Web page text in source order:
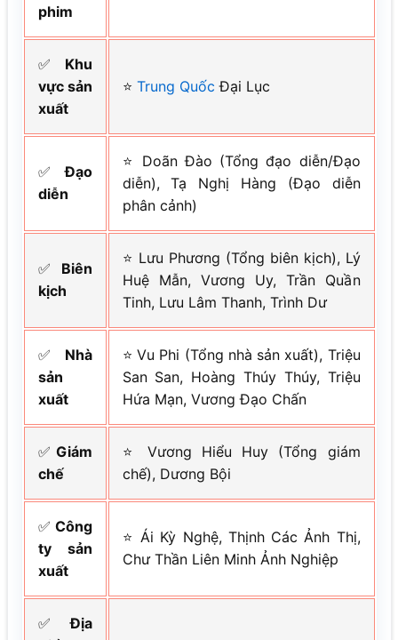
phim
✅ Khu
vực sản
xuất
⭐ Trung Quốc Đại Lục
✅Đạo
diễn
⭐ Doãn Đào (Tổng đạo diễn/Đạo
diễn), Tạ Nghị Hàng (Đạo diễn
phân cảnh)
✅ Biên
kịch
⭐ Lưu Phương (Tổng biên kịch), Lý
Huệ Mẫn, Vương Uy, Trần Quần
Tinh, Lưu Lâm Thanh, Trình Dư
✅ Nhà
sản
xuất
⭐ Vu Phi (Tổng nhà sản xuất), Triệu
San San, Hoàng Thúy Thúy, Triệu
Hứa Mạn, Vương Đạo Chấn
✅ Giám
chế
⭐ Vương Hiểu Huy (Tổng giám
chế), Dương Bội
✅ Công
ty sản
xuất
⭐ Ái Kỳ Nghệ, Thịnh Các Ảnh Thị,
Chư Thần Liên Minh Ảnh Nghiệp
✅Địa